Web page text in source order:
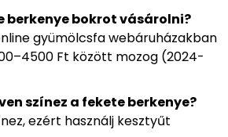
berkenye bokrot vásárolni?
gyümölcsfa webáruházakban
Ft között mozog (2024-
színez a fekete berkenye?
ezért használj kesztyűt